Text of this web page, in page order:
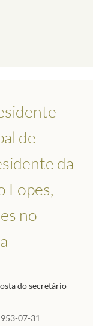
de
da
Lopes,
no
do secretário
07-31